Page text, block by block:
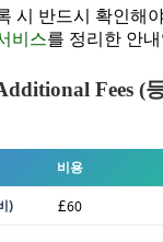
시 반드시 확인해
비스를 정리한 안
Fees (
비용
) £60